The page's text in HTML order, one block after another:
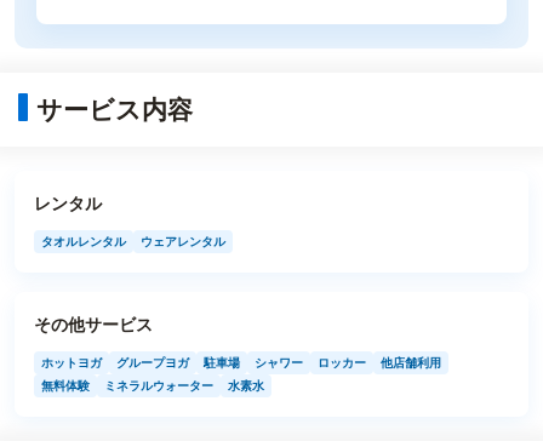
サービス内容
レンタル
タオルレンタル ウェアレンタル
その他サービス
ホットヨガ グループヨガ 駐車場 シャワー ロッカー
他店舗利用
無料体験
ミネラルウォーター 水素水